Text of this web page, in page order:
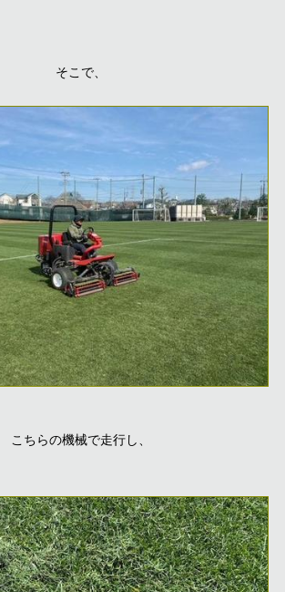
そこで、
こちらの機械で走行し、